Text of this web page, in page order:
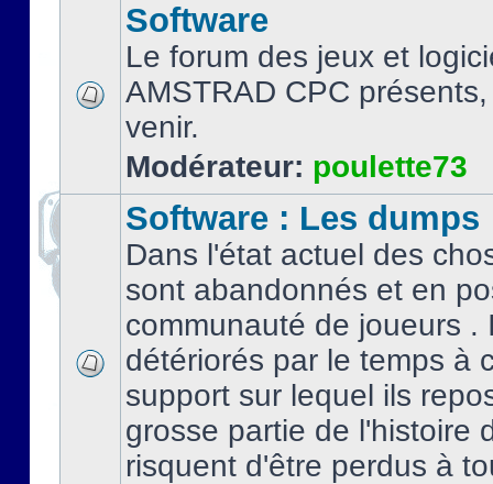
Software
Le forum des jeux et
AMSTRAD CPC
venir.
Modérateur: poulette73
Software : Les dumps
Dans l'état actuel des
sont abandonnés et en
communauté de joueurs .
détériorés par le temps à
support sur lequel ils
grosse partie de l'histoire
risquent d'être perdus à